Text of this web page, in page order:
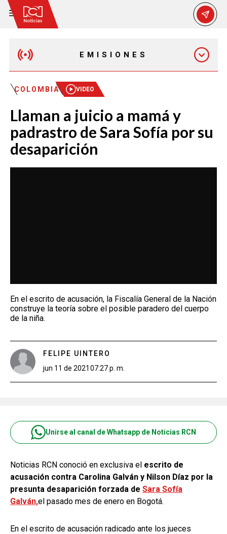
EMISIONES
EMISIÓN 12:30 PM
EMISIÓN 7:00 PM
COLOMBIA VIDEO
Llaman a juicio a mamá y
padrastro de Sara Sofía por su
desaparición
En el escrito de acusación, la Fiscalía General de la Nación
construye la teoría sobre el posible paradero del cuerpo
de la niña.
FELIPE UINTERO
jun 11 de 2021 07:27 p. m.
Unirse al canal de Whatsapp de Noticias RCN
Noticias RCN conoció en exclusiva el escrito de
acusación contra Carolina Galván y Nilson Díaz por la
presunta desaparición forzada de Sara Sofía
Galván,el pasado mes de enero en Bogotá.
En el escrito de acusación radicado ante los jueces